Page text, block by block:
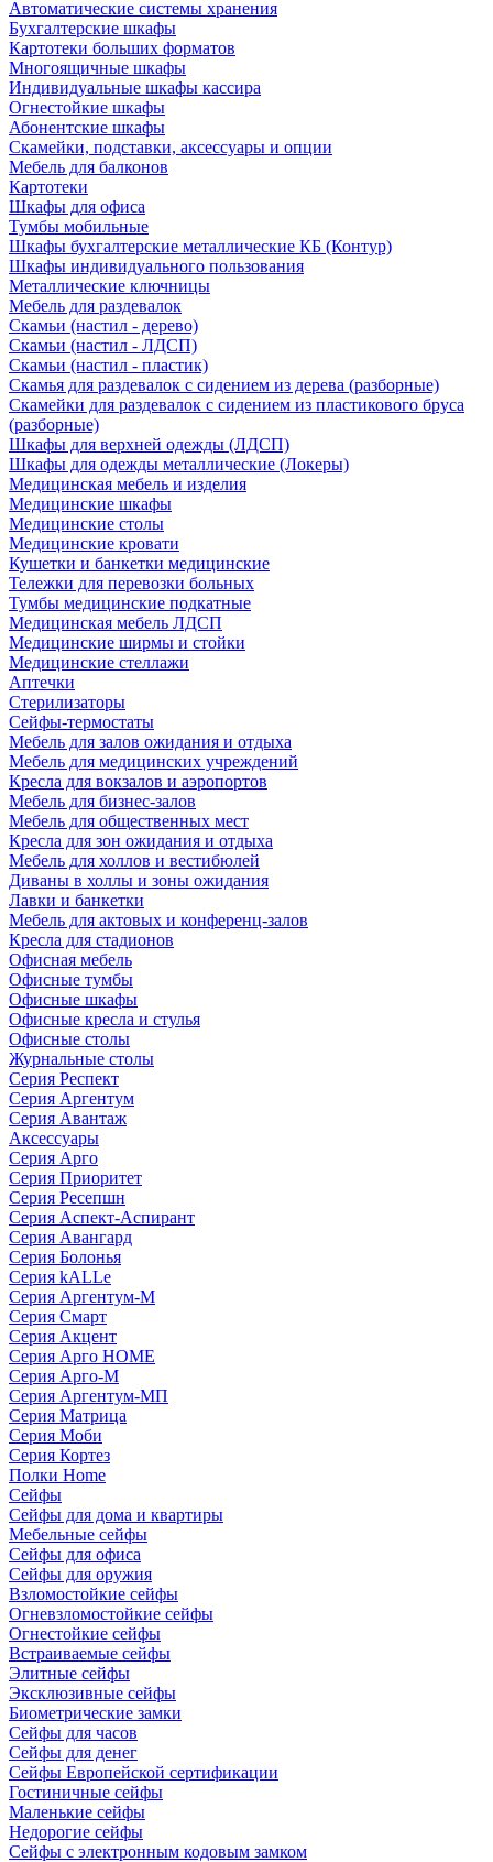
Автоматические системы хранения
Бухгалтерские шкафы
Картотеки больших форматов
Многоящичные шкафы
Индивидуальные шкафы кассира
Огнестойкие шкафы
Абонентские шкафы
Скамейки, подставки, аксессуары и опции
Мебель для балконов
Картотеки
Шкафы для офиса
Тумбы мобильные
Шкафы бухгалтерские металлические КБ (Контур)
Шкафы индивидуального пользования
Металлические ключницы
Мебель для раздевалок
Скамьи (настил - дерево)
Скамьи (настил - ЛДСП)
Скамьи (настил - пластик)
Скамья для раздевалок с сидением из дерева (разборные)
Скамейки для раздевалок с сидением из пластикового бруса
(разборные)
Шкафы для верхней одежды (ЛДСП)
Шкафы для одежды металлические (Локеры)
Медицинская мебель и изделия
Медицинские шкафы
Медицинские столы
Медицинские кровати
Кушетки и банкетки медицинские
Тележки для перевозки больных
Тумбы медицинские подкатные
Медицинская мебель ЛДСП
Медицинские ширмы и стойки
Медицинские стеллажи
Аптечки
Стерилизаторы
Сейфы-термостаты
Мебель для залов ожидания и отдыха
Мебель для медицинских учреждений
Кресла для вокзалов и аэропортов
Мебель для бизнес-залов
Мебель для общественных мест
Кресла для зон ожидания и отдыха
Мебель для холлов и вестибюлей
Диваны в холлы и зоны ожидания
Лавки и банкетки
Мебель для актовых и конференц-залов
Кресла для стадионов
Офисная мебель
Офисные тумбы
Офисные шкафы
Офисные кресла и стулья
Офисные столы
Журнальные столы
Серия Респект
Серия Аргентум
Серия Авантаж
Аксессуары
Серия Арго
Серия Приоритет
Серия Ресепшн
Серия Аспект-Аспирант
Серия Авангард
Серия Болонья
Серия kALLe
Серия Аргентум-М
Серия Смарт
Серия Акцент
Серия Арго HOME
Серия Арго-М
Серия Аргентум-МП
Серия Матрица
Серия Моби
Серия Кортез
Полки Home
Сейфы
Сейфы для дома и квартиры
Мебельные сейфы
Сейфы для офиса
Сейфы для оружия
Взломостойкие сейфы
Огневзломостойкие сейфы
Огнестойкие сейфы
Встраиваемые сейфы
Элитные сейфы
Эксклюзивные сейфы
Биометрические замки
Сейфы для часов
Сейфы для денег
Сейфы Европейской сертификации
Гостиничные сейфы
Маленькие сейфы
Недорогие сейфы
Сейфы с электронным кодовым замком